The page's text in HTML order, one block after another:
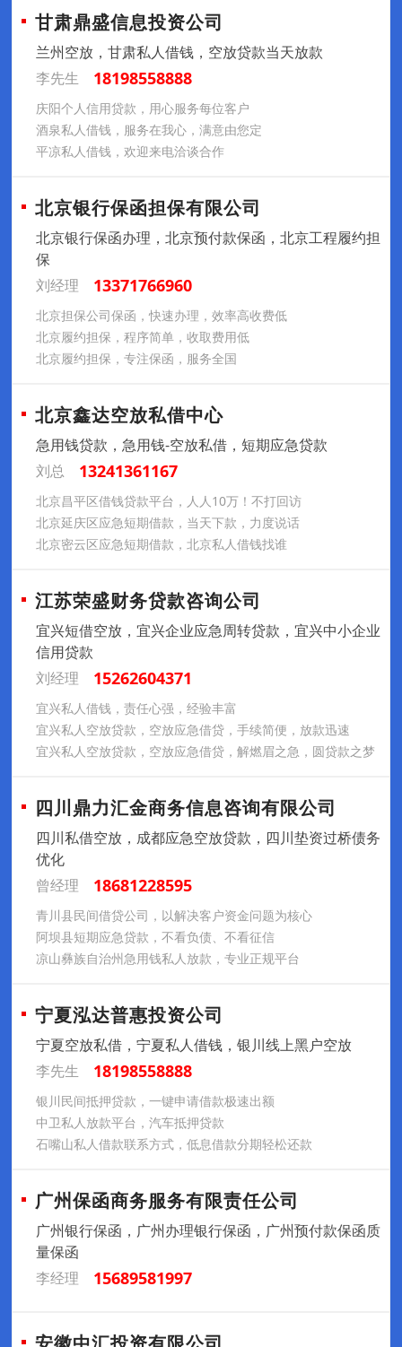
甘肃鼎盛信息投资公司
兰州空放，甘肃私人借钱，空放贷款当天放款
李先生
18198558888
庆阳个人信用贷款，用心服务每位客户
酒泉私人借钱，服务在我心，满意由您定
平凉私人借钱，欢迎来电洽谈合作
北京银行保函担保有限公司
北京银行保函办理，北京预付款保函，北京工程履约担
保
刘经理
13371766960
北京担保公司保函，快速办理，效率高收费低
北京履约担保，程序简单，收取费用低
北京履约担保，专注保函，服务全国
北京鑫达空放私借中心
急用钱贷款，急用钱-空放私借，短期应急贷款
刘总
13241361167
北京昌平区借钱贷款平台，人人10万！不打回访
北京延庆区应急短期借款，当天下款，力度说话
北京密云区应急短期借款，北京私人借钱找谁
江苏荣盛财务贷款咨询公司
宜兴短借空放，宜兴企业应急周转贷款，宜兴中小企业
信用贷款
刘经理
15262604371
宜兴私人借钱，责任心强，经验丰富
宜兴私人空放贷款，空放应急借贷，手续简便，放款迅速
宜兴私人空放贷款，空放应急借贷，解燃眉之急，圆贷款之梦
四川鼎力汇金商务信息咨询有限公司
四川私借空放，成都应急空放贷款，四川垫资过桥债务
优化
曾经理
18681228595
青川县民间借贷公司，以解决客户资金问题为核心
阿坝县短期应急贷款，不看负债、不看征信
凉山彝族自治州急用钱私人放款，专业正规平台
宁夏泓达普惠投资公司
宁夏空放私借，宁夏私人借钱，银川线上黑户空放
李先生
18198558888
银川民间抵押贷款，一键申请借款极速出额
中卫私人放款平台，汽车抵押贷款
石嘴山私人借款联系方式，低息借款分期轻松还款
广州保函商务服务有限责任公司
广州银行保函，广州办理银行保函，广州预付款保函质
量保函
李经理
15689581997